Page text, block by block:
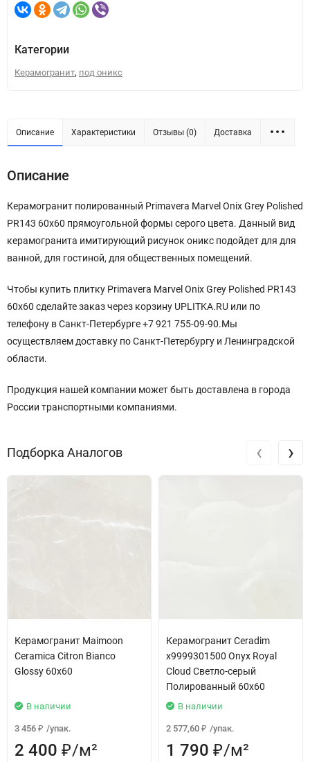
Категории
Керамогранит, под оникс
Описание Характеристики Отзывы (0) Доставка
Описание
Керамогранит полированный Primavera Marvel Onix Grey Polished
PR143 60x60 прямоугольной формы серого цвета. Данный вид
керамогранита имитирующий рисунок оникс подойдет для для
ванной, для гостиной, для общественных помещений.
Чтобы купить плитку Primavera Marvel Onix Grey Polished PR143
60x60 сделайте заказ через корзину UPLITKA.RU или по
телефону в Санкт-Петербурге +7 921 755-09-90.Мы
осуществляем доставку по Санкт-Петербургу и Ленинградской
области.
Продукция нашей компании может быть доставлена в города
России транспортными компаниями.
Подборка Аналогов
Керамогранит Maimoon
Ceramica Citron Bianco
Glossy 60x60
В наличии
3 456 ₽ /упак.
2 400 ₽/м²
Керамогранит Ceradim
х9999301500 Onyx Royal
Cloud Светло-серый
Полированный 60х60
В наличии
2 577,60 ₽ /упак.
1 790 ₽/м²
‹ ›